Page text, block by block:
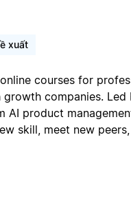
xuất
courses for
growth companies.
AI product
skill, meet new